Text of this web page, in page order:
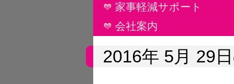
家事軽減サポート
会社案内
2016年 5月 29